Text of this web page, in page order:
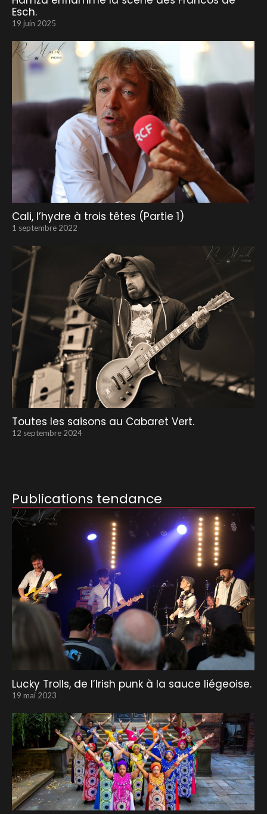
Esch.
19 juin 2025
Cali, l’hydre à trois têtes (Partie 1)
1 septembre 2022
Toutes les saisons au Cabaret Vert.
12 septembre 2024
Publications tendance
Lucky Trolls, de l’Irish punk à la sauce liégeoise.
19 mai 2023